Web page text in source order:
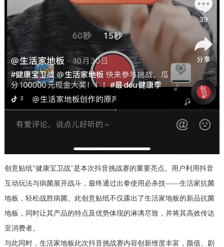
创意贴纸"健康宝卫战"是本次抖音挑战赛的重要亮点。用户利用抖音
互动玩法与病菌展开战斗，最终通过出拳使用必杀技——生活家抗菌
地板，轻松战胜病菌。此创意贴纸不仅露出了生活家地板的新品抗菌
地板，同时让其产品的特点及优势体现的淋漓尽致，并将其高效传达
至消费者。
与此同时，生活家地板此次抖音挑战赛内容创新维度丰富，颜值、剧